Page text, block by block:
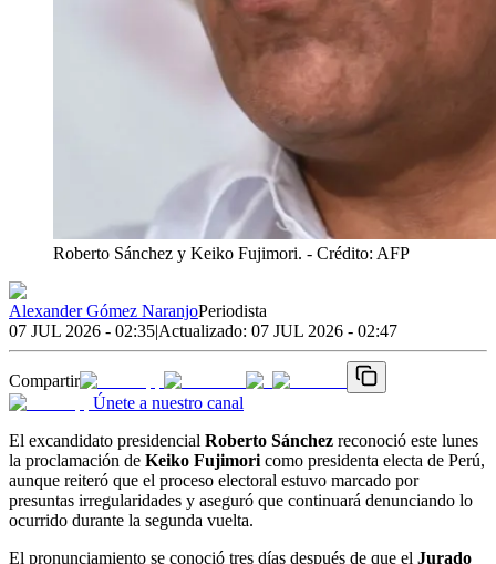
Roberto Sánchez y Keiko Fujimori. - Crédito: AFP
Alexander Gómez NaranjoPeriodista
07 JUL 2026 - 02:35|Actualizado: 07 JUL 2026 - 02:47
Compartir
Únete a nuestro canal
El excandidato presidencial Roberto Sánchez reconoció este lunes
la proclamación de Keiko Fujimori como presidenta electa de Perú,
aunque reiteró que el proceso electoral estuvo marcado por
presuntas irregularidades y aseguró que continuará denunciando lo
ocurrido durante la segunda vuelta.
El pronunciamiento se conoció tres días después de que el Jurado